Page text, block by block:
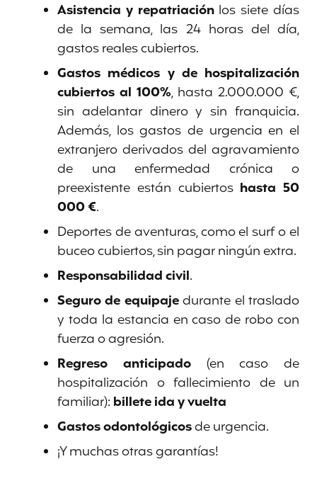
Asistencia y repatriaciónlos siete días
de la semana, las 24 horas del día,
gastos reales cubiertos.
Gastos médicos y de hospitalización
cubiertos al 100%, hasta 2.000.000 €,
sin adelantar dinero y sin franquicia.
Además, los gastos de urgencia en el
extranjero derivados del agravamiento
de una enfermedad crónica o
preexistente están cubiertos hasta 50
000 €.
Deportes de aventuras, como el surf o el
buceo cubiertos, sin pagar ningún extra.
Responsabilidad civil.
Seguro de equipajedurante el traslado
y toda la estancia en caso de robo con
fuerza o agresión.
Regreso anticipado(en caso de
hospitalización o fallecimiento de un
familiar): billete ida y vuelta
Gastos odontológicosde urgencia.
¡Y muchas otras garantías!